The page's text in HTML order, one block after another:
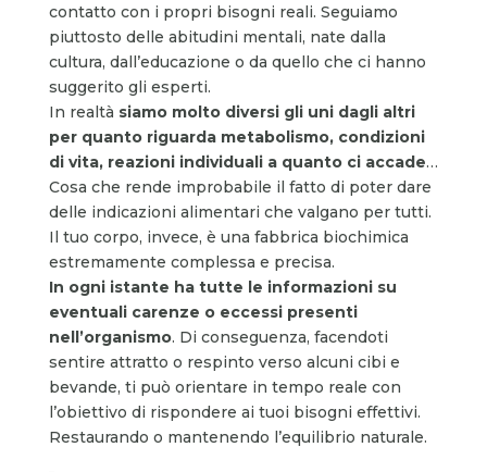
contatto con i propri bisogni reali. Seguiamo
piuttosto delle abitudini mentali, nate dalla
cultura, dall’educazione o da quello che ci hanno
suggerito gli esperti.
In realtà siamo molto diversi gli uni dagli altri
per quanto riguarda metabolismo, condizioni
di vita, reazioni individuali a quanto ci accade…
Cosa che rende improbabile il fatto di poter dare
delle indicazioni alimentari che valgano per tutti.
Il tuo corpo, invece, è una fabbrica biochimica
estremamente complessa e precisa.
In ogni istante ha tutte le informazioni su
eventuali carenze o eccessi presenti
nell’organismo. Di conseguenza, facendoti
sentire attratto o respinto verso alcuni cibi e
bevande, ti può orientare in tempo reale con
l’obiettivo di rispondere ai tuoi bisogni effettivi.
Restaurando o mantenendo l’equilibrio naturale.